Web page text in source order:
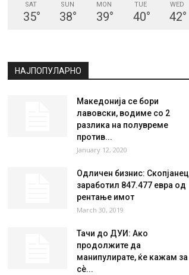
SAT
35°
SUN
38°
MON
39°
TUE
40°
WED
42°
НАЈПОПУЛАРНО
Македонија се бори
лавовски, водиме со 2
разлика на полувреме
против...
January 12, 2020
Одличен бизнис: Скопјанец
заработил 847.477 евра од
рентање имот
March 30, 2019
Тачи до ДУИ: Ако
продолжите да
манипулирате, ќе кажам за
сѐ...